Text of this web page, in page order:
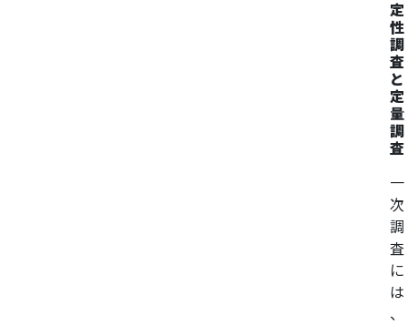
定
性
調
査
と
定
量
調
査
一
次
調
査
に
は
、